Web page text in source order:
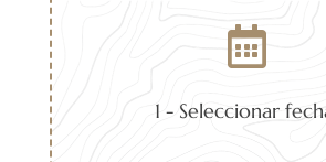

1 - Seleccionar